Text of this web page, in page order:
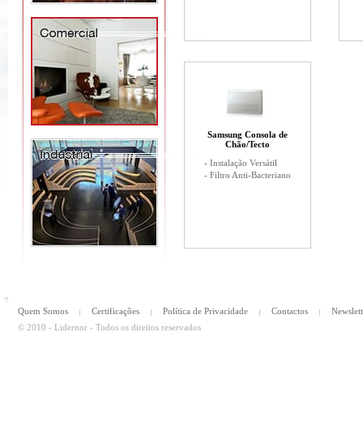
Samsung Consola de
Chão/Tecto
- Instalação Versátil
- Filtro Anti-Bacteriano
Quem Somos Certificações Política de Privacidade Contactos
© 2010 - Lidernor - Todos os direitos reservados